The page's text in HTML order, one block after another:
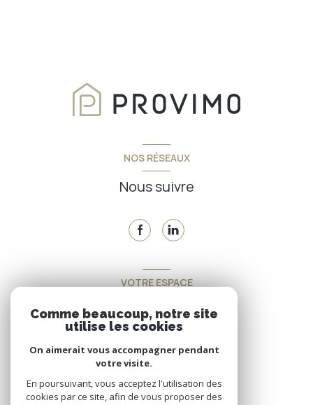
NOS RÉSEAUX
Nous suivre
VOTRE ESPACE
Espace propriétaire
SE CONNECTER
Comme beaucoup, notre site
utilise les cookies
On aimerait vous accompagner pendant
votre visite.
En poursuivant, vous acceptez l'utilisation des
cookies par ce site, afin de vous proposer des